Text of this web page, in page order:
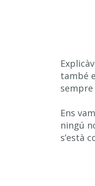
també
Ens
ningú
s’està